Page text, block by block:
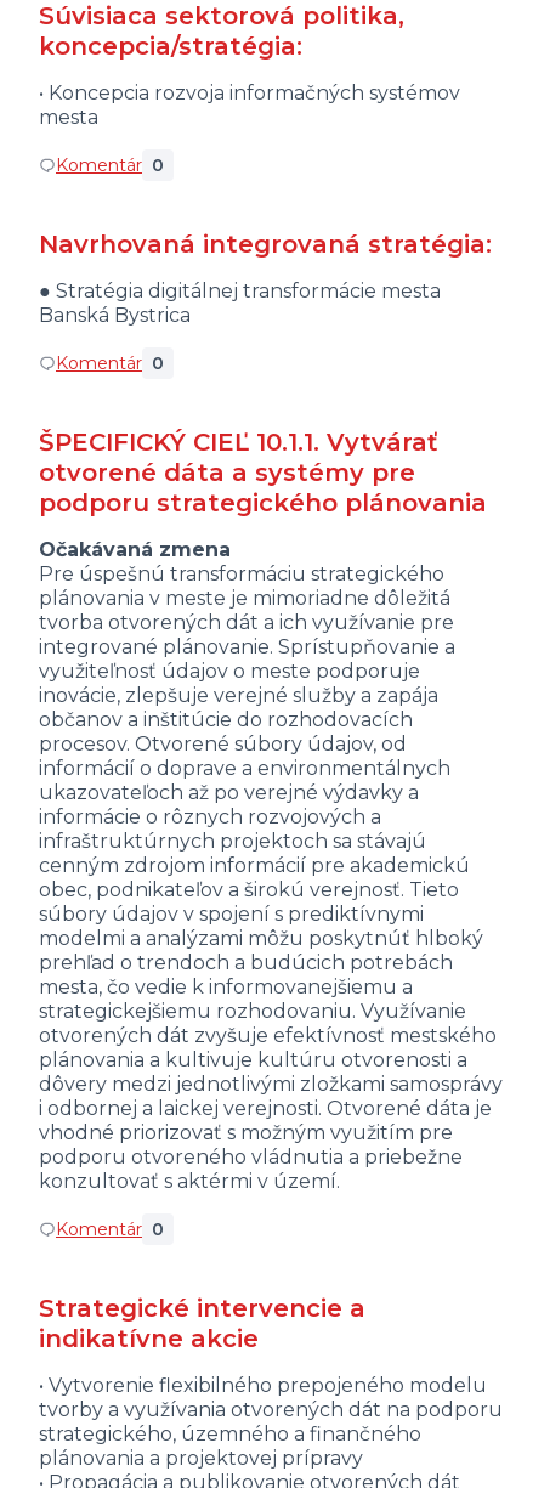
Súvisiaca sektorová politika,
koncepcia/stratégia:
• Koncepcia rozvoja informačných systémov
mesta
Komentár 0
Navrhovaná integrovaná stratégia:
● Stratégia digitálnej transformácie mesta
Banská Bystrica
Komentár 0
ŠPECIFICKÝ CIEĽ 10.1.1. Vytvárať
otvorené dáta a systémy pre
podporu strategického plánovania
Očakávaná zmena
Pre úspešnú transformáciu strategického
plánovania v meste je mimoriadne dôležitá
tvorba otvorených dát a ich využívanie pre
integrované plánovanie. Sprístupňovanie a
využiteľnosť údajov o meste podporuje
inovácie, zlepšuje verejné služby a zapája
občanov a inštitúcie do rozhodovacích
procesov. Otvorené súbory údajov, od
informácií o doprave a environmentálnych
ukazovateľoch až po verejné výdavky a
informácie o rôznych rozvojových a
infraštruktúrnych projektoch sa stávajú
cenným zdrojom informácií pre akademickú
obec, podnikateľov a širokú verejnosť. Tieto
súbory údajov v spojení s prediktívnymi
modelmi a analýzami môžu poskytnúť hlboký
prehľad o trendoch a budúcich potrebách
mesta, čo vedie k informovanejšiemu a
strategickejšiemu rozhodovaniu. Využívanie
otvorených dát zvyšuje efektívnosť mestského
plánovania a kultivuje kultúru otvorenosti a
dôvery medzi jednotlivými zložkami samosprávy
i odbornej a laickej verejnosti. Otvorené dáta je
vhodné priorizovať s možným využitím pre
podporu otvoreného vládnutia a priebežne
konzultovať s aktérmi v území.
Komentár 0
Strategické intervencie a
indikatívne akcie
• Vytvorenie flexibilného prepojeného modelu
tvorby a využívania otvorených dát na podporu
strategického, územného a finančného
plánovania a projektovej prípravy
• Propagácia a publikovanie otvorených dát